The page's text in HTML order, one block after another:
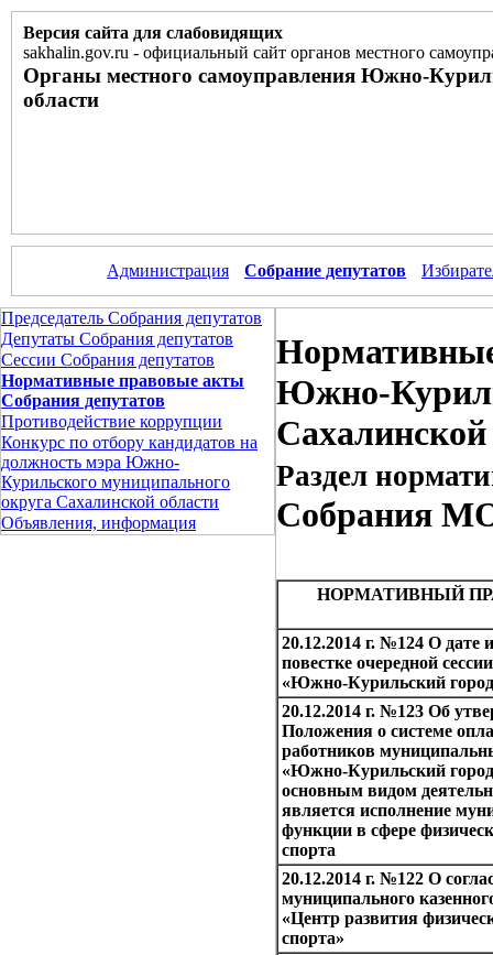
Версия сайта для слабовидящих
sakhalin.gov.ru - официальный сайт органов местного
Органы местного самоуправления Южно-
области
Администрация Собрание депутатов
Председатель Собрания депутатов
Депутаты Собрания депутатов
Сессии Собрания депутатов
Нормативные правовые акты
Собрания депутатов
Противодействие коррупции
Конкурс по отбору кандидатов на
должность мэра Южно-
Курильского муниципального
округа Сахалинской области
Объявления, информация
Южно-
Сахалинской
Раздел
Собрания
НОРМАТИВНЫЙ
20.12.2014 г. №124 О дате
повестке очередной
«Южно-Курильский
20.12.2014 г. №123 Об
Положения о системе
работников
«Южно-Курильский
основным видом
является исполнение
функции в сфере
спорта
20.12.2014 г. №122 О
муниципального
«Центр развития
спорта»